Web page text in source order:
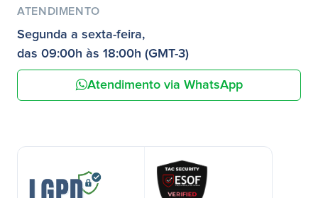
ATENDIMENTO
Segunda a sexta-feira,
das 09:00h às 18:00h (GMT-3)
Atendimento via WhatsApp